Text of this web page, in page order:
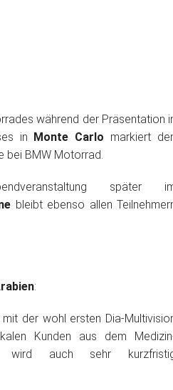
während der Präsentation
in Monte Carlo markiert
bei BMW Motorrad.
später
bleibt ebenso allen
:
mit der wohl ersten Dia-
Kunden aus dem
wird auch sehr